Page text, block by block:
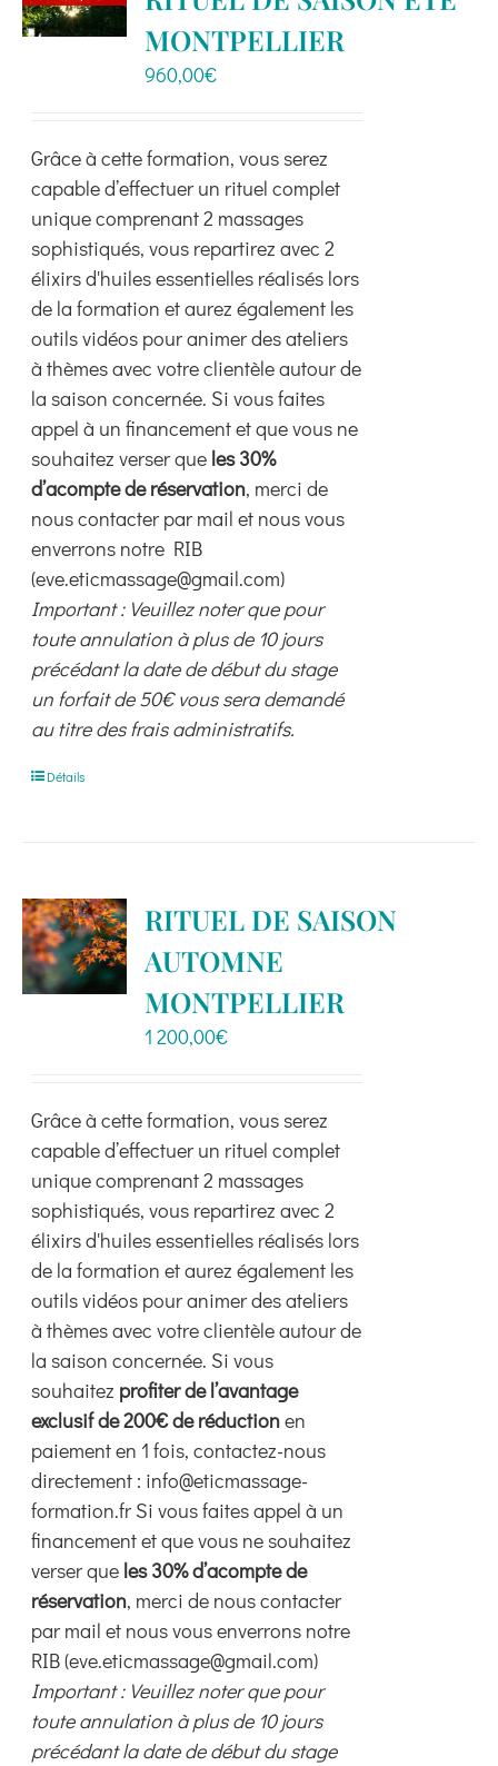
Boutique
Contact
MONTPELLIER
960,00€
Grâce à cette formation, vous serez
capable d’effectuer un rituel complet
unique comprenant 2 massages
sophistiqués, vous repartirez avec 2
élixirs d'huiles essentielles réalisés lors
de la formation et aurez également les
outils vidéos pour animer des ateliers
à thèmes avec votre clientèle autour de
la saison concernée. Si vous faites
appel à un financement et que vous ne
souhaitez verser que les 30%
d’acompte de réservation, merci de
nous contacter par mail et nous vous
enverrons notre RIB
(eve.eticmassage@gmail.com)
Important : Veuillez noter que pour
toute annulation à plus de 10 jours
précédant la date de début du stage
un forfait de 50€ vous sera demandé
au titre des frais administratifs.
Détails
RITUEL DE SAISON
AUTOMNE
MONTPELLIER
1 200,00€
Grâce à cette formation, vous serez
capable d’effectuer un rituel complet
unique comprenant 2 massages
sophistiqués, vous repartirez avec 2
élixirs d'huiles essentielles réalisés lors
de la formation et aurez également les
outils vidéos pour animer des ateliers
à thèmes avec votre clientèle autour de
la saison concernée. Si vous
souhaitez profiter de l’avantage
exclusif de 200€ de réductionen
paiement en 1 fois, contactez-nous
directement : info@eticmassage-
formation.fr Si vous faites appel à un
financement et que vous ne souhaitez
verser que les 30% d’acompte de
réservation, merci de nous contacter
par mail et nous vous enverrons notre
RIB (eve.eticmassage@gmail.com)
Important : Veuillez noter que pour
toute annulation à plus de 10 jours
précédant la date de début du stage